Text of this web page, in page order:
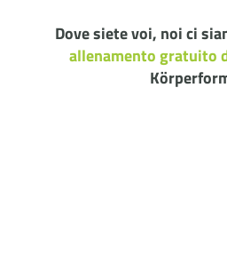
Dove siete voi, noi ci
allenamento gratuito